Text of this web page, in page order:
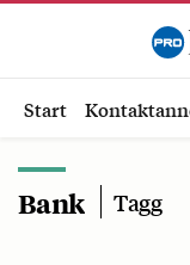
Start
Bank Tagg